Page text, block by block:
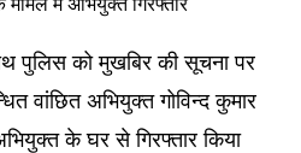
पुलिस को मुखबिर की सूचना पर
वांछित अभियुक्त गोविन्द कुमार
के घर से गिरफ्तार किया